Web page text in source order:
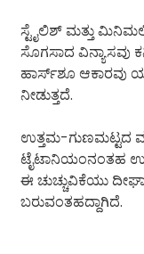
ಸ್ಟೈಲಿಶ್ ಮತ್ತು
ಸೊಗಸಾದ ವಿನ್ಯಾಸವು
ಹಾರ್ಸ್‌ಶೂ ಆಕಾರವು
ನೀಡುತ್ತದೆ.
ಉತ್ತಮ-ಗುಣಮಟ್ಟದ
ಟೈಟಾನಿಯಂನಂತಹ
ಈ ಚುಚ್ಚುವಿಕೆಯು
ಬರುವಂತಹದ್ದಾಗಿದೆ.